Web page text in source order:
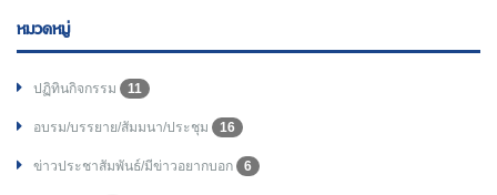
หมวดหมู่
ปฏิทินกิจกรรม 11
อบรม/บรรยาย/สัมมนา/ประชุม 16
ข่าวประชาสัมพันธ์/มีข่าวอยากบอก 6